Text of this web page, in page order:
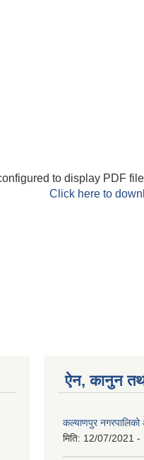
to display PDF
Click here to
ऐन, कानुन
कल्याणपुर
मिति: 12/07/2021 -